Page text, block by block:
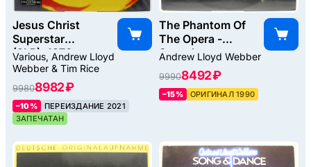
Jesus Christ
Superstar
(2LP), 1970
Various, Andrew Lloyd
Webber & Tim Rice
99808982 ₽
–10%
ПЕРЕИЗДАНИЕ 2021
ЗАПЕЧАТАН
The Phantom Of
The Opera -
Svenska
Originalinspelningen
(2LP), 1990
Andrew Lloyd Webber
99908492 ₽
–15% ОРИГИНАЛ 1990